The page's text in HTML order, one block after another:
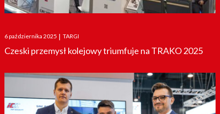
Posted
on
6 października 2025 | TARGI
Czeski przemysł kolejowy triumfuje na TRAKO 2025